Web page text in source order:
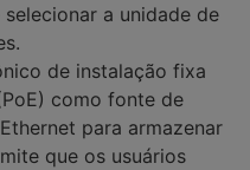
a unidade de
de instalação fixa
como fonte de
para armazenar
que os usuários